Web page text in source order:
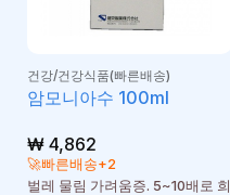
건강/건강식품(빠른배송)
암모니아수 100ml
₩4,862
🚀빠른배송+2
벌레 물림 가려움증. 5~10배로 희